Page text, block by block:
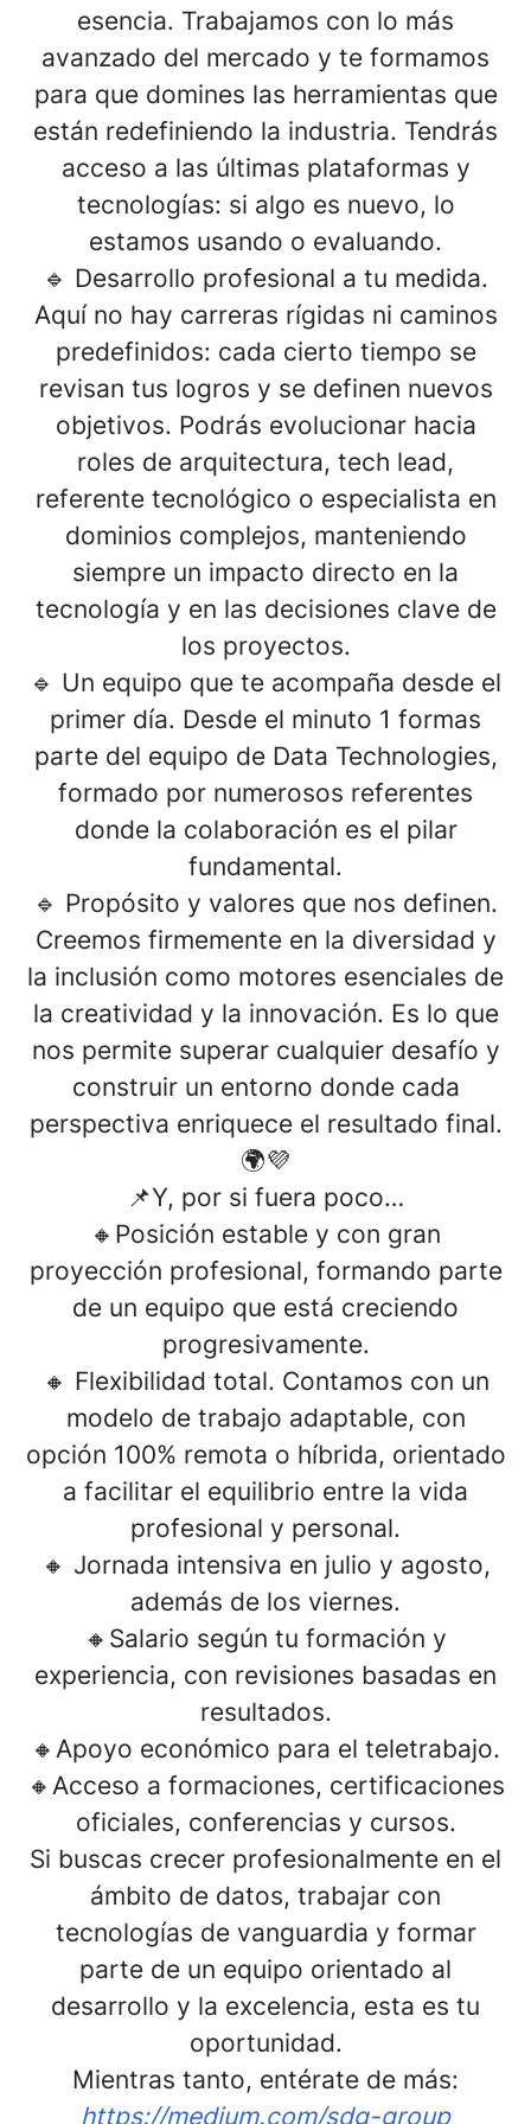
esencia. Trabajamos con lo más
avanzado del mercado y te formamos
para que domines las herramientas que
están redefiniendo la industria. Tendrás
acceso a las últimas plataformas y
tecnologías: si algo es nuevo, lo
estamos usando o evaluando.
🔹 Desarrollo profesional a tu medida.
Aquí no hay carreras rígidas ni caminos
predefinidos: cada cierto tiempo se
revisan tus logros y se definen nuevos
objetivos. Podrás evolucionar hacia
roles de arquitectura, tech lead,
referente tecnológico o especialista en
dominios complejos, manteniendo
siempre un impacto directo en la
tecnología y en las decisiones clave de
los proyectos.
🔹 Un equipo que te acompaña desde el
primer día. Desde el minuto 1 formas
parte del equipo de Data Technologies,
formado por numerosos referentes
donde la colaboración es el pilar
fundamental.
🔹 Propósito y valores que nos definen.
Creemos firmemente en la diversidad y
la inclusión como motores esenciales de
la creatividad y la innovación. Es lo que
nos permite superar cualquier desafío y
construir un entorno donde cada
perspectiva enriquece el resultado final.
🌍💜
📌Y, por si fuera poco…
🔸Posición estable y con gran
proyección profesional, formando parte
de un equipo que está creciendo
progresivamente.
🔸 Flexibilidad total. Contamos con un
modelo de trabajo adaptable, con
opción 100% remota o híbrida, orientado
a facilitar el equilibrio entre la vida
profesional y personal.
🔸 Jornada intensiva en julio y agosto,
además de los viernes.
🔸 Salario según tu formación y
experiencia, con revisiones basadas en
resultados.
🔸 Apoyo económico para el teletrabajo.
🔸 Acceso a formaciones, certificaciones
oficiales, conferencias y cursos.
Si buscas crecer profesionalmente en el
ámbito de datos, trabajar con
tecnologías de vanguardia y formar
parte de un equipo orientado al
desarrollo y la excelencia, esta es tu
oportunidad.
Mientras tanto, entérate de más:
https://medium.com/sdg-group